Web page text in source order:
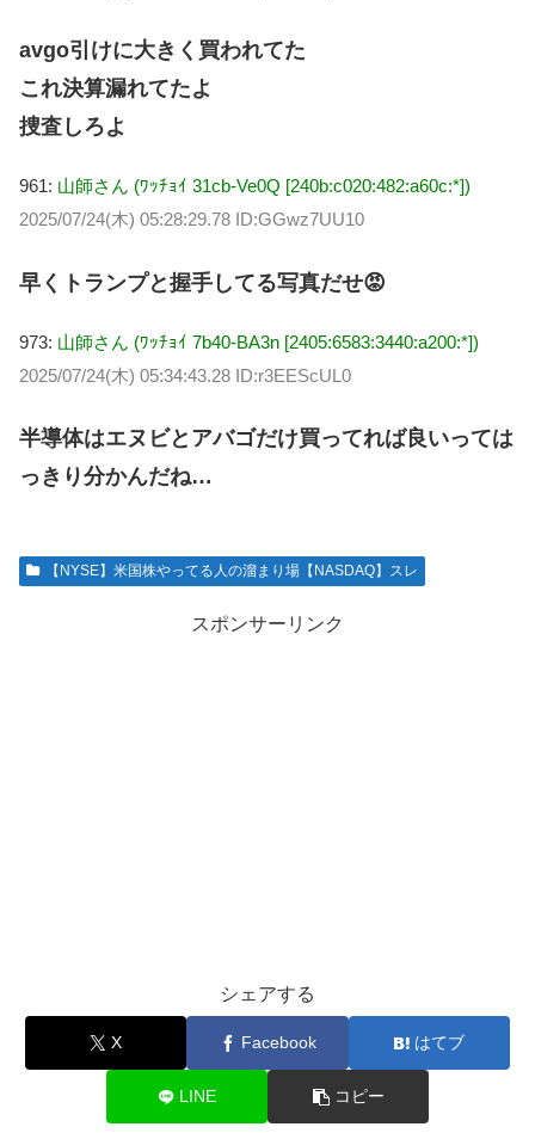
avgo引けに大きく買われてた
これ決算漏れてたよ
捜査しろよ
961: 山師さん (ﾜｯﾁｮｲ 31cb-Ve0Q [240b:c020:482:a60c:*])
2025/07/24(木) 05:28:29.78 ID:GGwz7UU10
早くトランプと握手してる写真だせ😡
973: 山師さん (ﾜｯﾁｮｲ 7b40-BA3n [2405:6583:3440:a200:*])
2025/07/24(木) 05:34:43.28 ID:r3EEScUL0
半導体はエヌビとアバゴだけ買ってれば良いっては
っきり分かんだね…
【NYSE】米国株やってる人の溜まり場【NASDAQ】スレ
スポンサーリンク
シェアする
X Facebook はてブ
LINE コピー